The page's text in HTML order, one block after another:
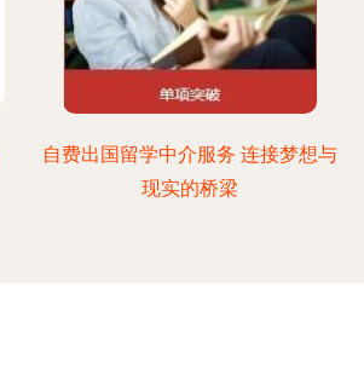
自费出国留学中介服务 连接梦想与
现实的桥梁